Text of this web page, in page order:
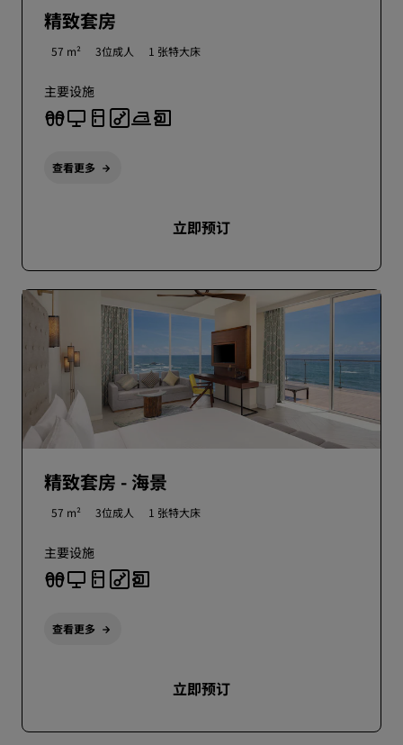
精致套房
57 m² 3位成人 1 张特大床
主要设施
查看更多
立即预订
精致套房 - 海景
57 m² 3位成人 1 张特大床
主要设施
查看更多
立即预订